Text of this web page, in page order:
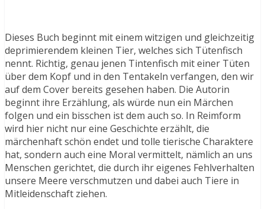
Dieses Buch beginnt mit einem witzigen und gleichzeitig
deprimierendem kleinen Tier, welches sich Tütenfisch
nennt. Richtig, genau jenen Tintenfisch mit einer Tüten
über dem Kopf und in den Tentakeln verfangen, den wir
auf dem Cover bereits gesehen haben. Die Autorin
beginnt ihre Erzählung, als würde nun ein Märchen
folgen und ein bisschen ist dem auch so. In Reimform
wird hier nicht nur eine Geschichte erzählt, die
märchenhaft schön endet und tolle tierische Charaktere
hat, sondern auch eine Moral vermittelt, nämlich an uns
Menschen gerichtet, die durch ihr eigenes Fehlverhalten
unsere Meere verschmutzen und dabei auch Tiere in
Mitleidenschaft ziehen.